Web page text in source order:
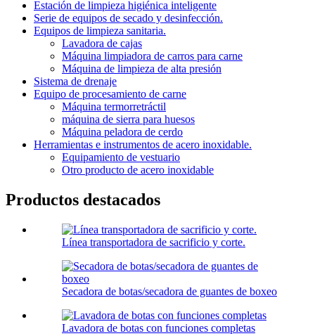
Estación de limpieza higiénica inteligente
Serie de equipos de secado y desinfección.
Equipos de limpieza sanitaria.
Lavadora de cajas
Máquina limpiadora de carros para carne
Máquina de limpieza de alta presión
Sistema de drenaje
Equipo de procesamiento de carne
Máquina termorretráctil
máquina de sierra para huesos
Máquina peladora de cerdo
Herramientas e instrumentos de acero inoxidable.
Equipamiento de vestuario
Otro producto de acero inoxidable
Productos destacados
Línea transportadora de sacrificio y corte.
Secadora de botas/secadora de guantes de boxeo
Lavadora de botas con funciones completas